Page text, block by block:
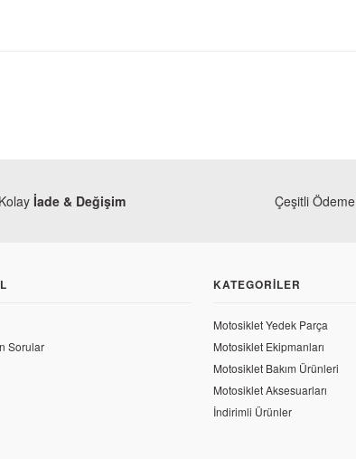
Kolay İade & Değişim Çeşitli Ödeme
Sorular
KATEGORILER
Motosiklet Yedek Parça
Motosiklet Ekipmanları
Motosiklet Bakım Ürünleri
Motosiklet Aksesuarları
İndirimli Ürünler